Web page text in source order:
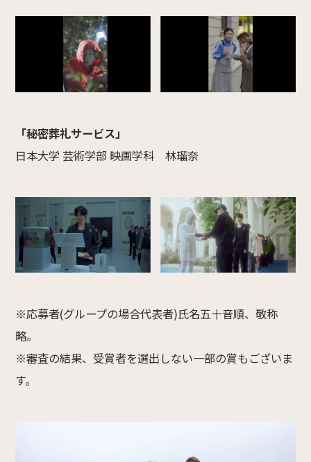
「秘密葬礼サービス」
日本大学 芸術学部 映画学科 林瑠奈
※応募者(グループの場合代表者)氏名五十音順、敬称
略。
※審査の結果、受賞者を選出しない一部の賞もございま
す。